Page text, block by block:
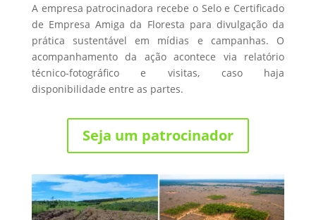
A empresa patrocinadora recebe o Selo e Certificado
de Empresa Amiga da Floresta para divulgação da
prática sustentável em mídias e campanhas. O
acompanhamento da ação acontece via relatório
técnico-fotográfico e visitas, caso haja
disponibilidade entre as partes.
Seja um patrocinador